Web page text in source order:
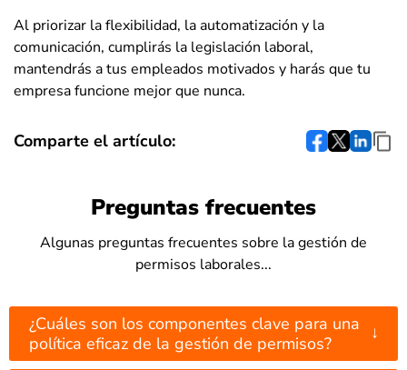
Al priorizar la flexibilidad, la automatización y la
comunicación, cumplirás la legislación laboral,
mantendrás a tus empleados motivados y harás que tu
empresa funcione mejor que nunca.
Comparte el artículo:
Preguntas frecuentes
Algunas preguntas frecuentes sobre la gestión de
permisos laborales...
¿Cuáles son los componentes clave para una
política eficaz de la gestión de permisos?
↓